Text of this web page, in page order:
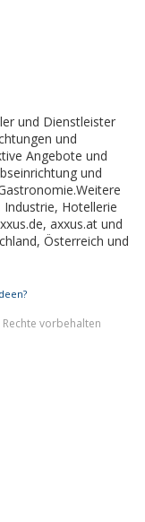
und Dienstleister
und
Angebote und
und
Hotellerie
axxus.at und
Österreich und
vorbehalten